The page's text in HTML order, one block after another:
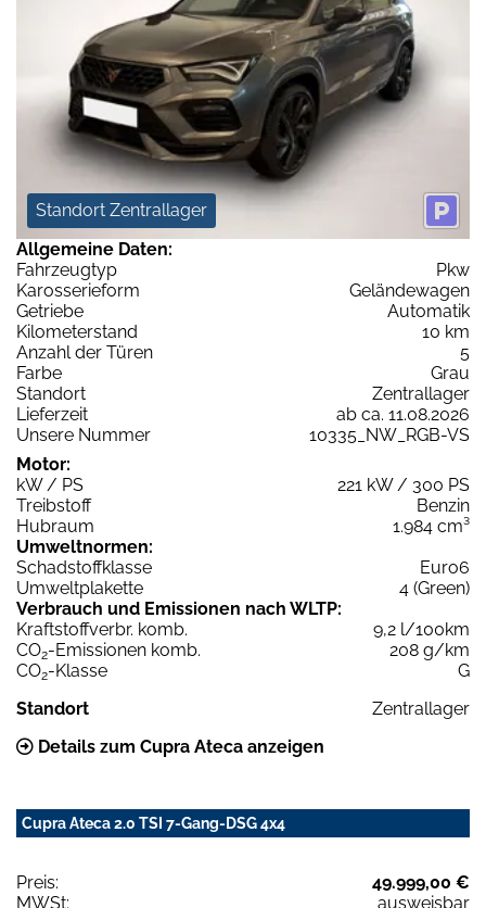
Standort Zentrallager
Allgemeine Daten:
Fahrzeugtyp
Pkw
Karosserieform
Geländewagen
Getriebe
Automatik
Kilometerstand
10 km
Anzahl der Türen
5
Farbe
Grau
Standort
Zentrallager
Lieferzeit
ab ca. 11.08.2026
Unsere Nummer
10335_NW_RGB-VS
Motor:
kW / PS
221 kW / 300 PS
Treibstoff
Benzin
Hubraum
1.984 cm³
Umweltnormen:
Schadstoffklasse
Euro6
Umweltplakette
4 (Green)
Verbrauch und Emissionen nach WLTP:
Kraftstoffverbr. komb.
9,2 l/100km
CO2-Emissionen komb.
208 g/km
CO2-Klasse
G
Standort
Zentrallager
Details zum Cupra Ateca anzeigen
Cupra Ateca 2.0 TSI 7-Gang-DSG 4x4
Preis:
49.999,00 €
MWSt:
ausweisbar